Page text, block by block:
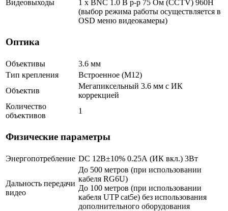
Видеовыходы
1 x BNC 1.0 В р-р 75 Ом (CCTV) 960Н
(выбор режима работы осуществляется в
OSD меню видеокамеры)
Оптика
Объективы
3.6 мм
Тип крепления
Встроенное (М12)
Объектив
Мегапиксельный 3.6 мм c ИК
коррекцией
Количество
объективов
1
Физические параметры
Энергопотребление DC 12В±10% 0.25А (ИК вкл.) 3Вт
Дальность передачи
видео
До 500 метров (при использовании
кабеля RG6U)
До 100 метров (при использовании
кабеля UTP cat5e) без использования
дополнительного оборудования